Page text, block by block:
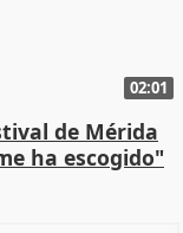
02:01
de Mérida
ha escogido"